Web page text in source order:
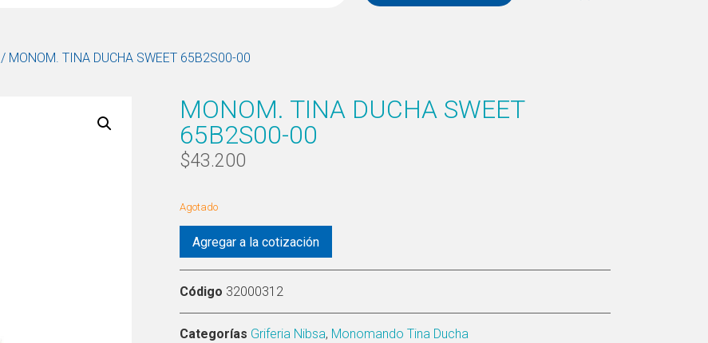
/ MONOM. TINA DUCHA SWEET 65B2S00-00
MONOM. TINA DUCHA SWEET
65B2S00-00
$43.200
Agotado
Agregar a la cotización
Código 32000312
Categorías Griferia Nibsa, Monomando Tina Ducha